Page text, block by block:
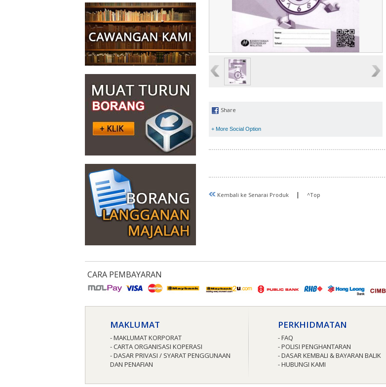
Share
+ More Social Option
Kembali ke Senarai Produk | ^Top
CARA PEMBAYARAN
MAKLUMAT
- MAKLUMAT KORPORAT
- CARTA ORGANISASI KOPERASI
- DASAR PRIVASI / SYARAT PENGGUNAAN
DAN PENAFIAN
PERKHIDMATAN
- FAQ
- POLISI PENGHANTARAN
- DASAR KEMBALI & BAYARAN BALIK
- HUBUNGI KAMI